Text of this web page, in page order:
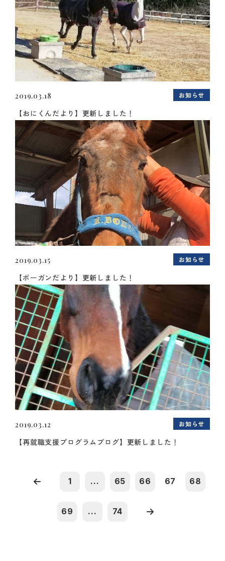
2019.03.18 お知らせ
【おにくんだより】更新しました！
2019.03.15 お知らせ
【ボーガンだより】更新しました！
2019.03.12 お知らせ
【再就職支援プログラムブログ】更新しました！
1 ... 65 66 67 68
69 ... 74